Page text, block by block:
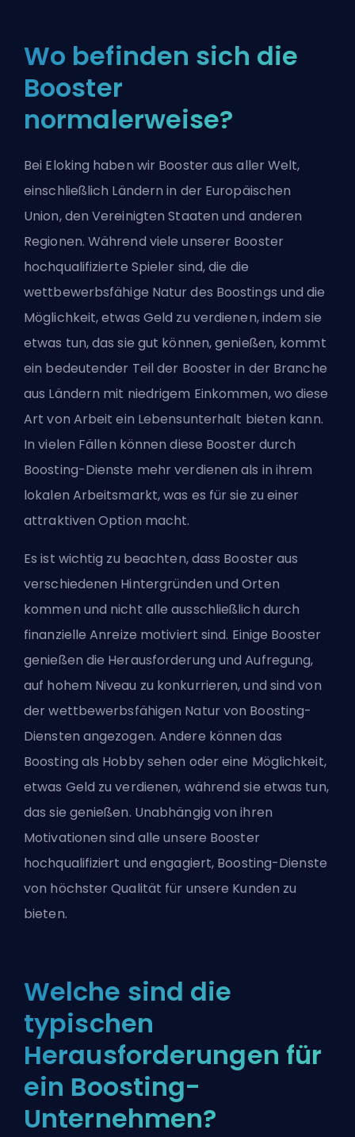
Wo befinden sich die
Booster
normalerweise?
Bei Eloking haben wir Booster aus aller Welt,
einschließlich Ländern in der Europäischen
Union, den Vereinigten Staaten und anderen
Regionen. Während viele unserer Booster
hochqualifizierte Spieler sind, die die
wettbewerbsfähige Natur des Boostings und die
Möglichkeit, etwas Geld zu verdienen, indem sie
etwas tun, das sie gut können, genießen, kommt
ein bedeutender Teil der Booster in der Branche
aus Ländern mit niedrigem Einkommen, wo diese
Art von Arbeit ein Lebensunterhalt bieten kann.
In vielen Fällen können diese Booster durch
Boosting-Dienste mehr verdienen als in ihrem
lokalen Arbeitsmarkt, was es für sie zu einer
attraktiven Option macht.
Es ist wichtig zu beachten, dass Booster aus
verschiedenen Hintergründen und Orten
kommen und nicht alle ausschließlich durch
finanzielle Anreize motiviert sind. Einige Booster
genießen die Herausforderung und Aufregung,
auf hohem Niveau zu konkurrieren, und sind von
der wettbewerbsfähigen Natur von Boosting-
Diensten angezogen. Andere können das
Boosting als Hobby sehen oder eine Möglichkeit,
etwas Geld zu verdienen, während sie etwas tun,
das sie genießen. Unabhängig von ihren
Motivationen sind alle unsere Booster
hochqualifiziert und engagiert, Boosting-Dienste
von höchster Qualität für unsere Kunden zu
bieten.
Welche sind die
typischen
Herausforderungen für
ein Boosting-
Unternehmen?